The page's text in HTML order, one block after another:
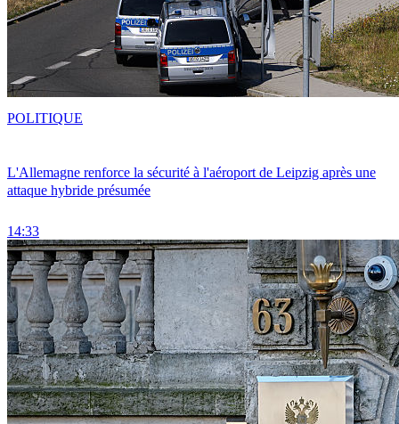
L'Allemagne renforce la sécurité à l'aéroport de Leipzig après une
attaque hybride présumée
14:33
POLITIQUE